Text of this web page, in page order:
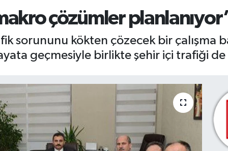
13.887
çözümler
sorununu kökten çözecek bir çalışma
geçmesiyle birlikte şehir içi trafiği de